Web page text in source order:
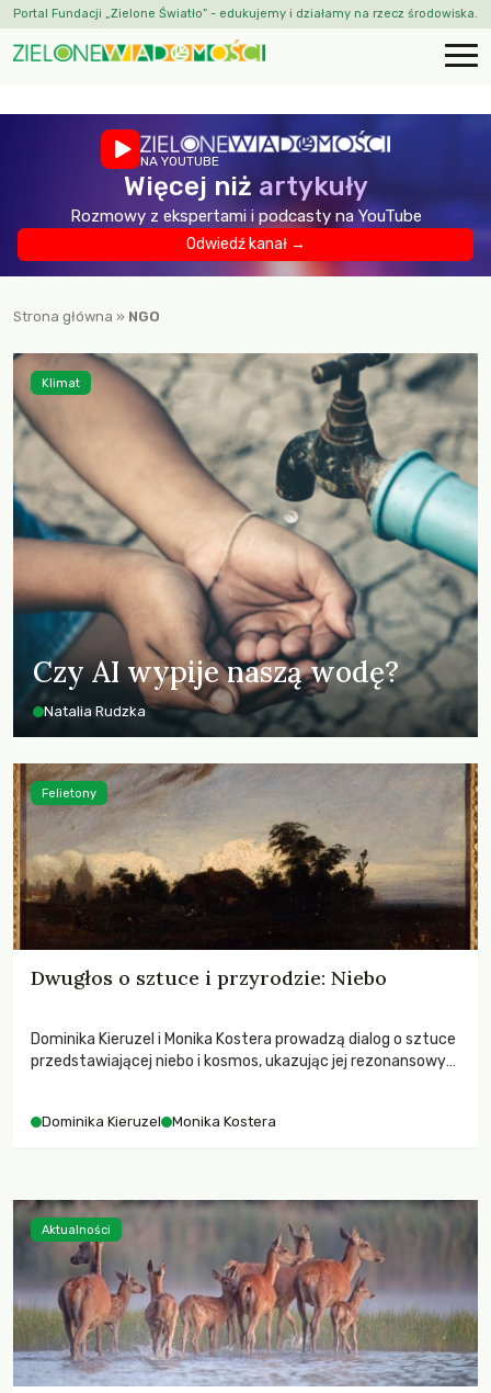
Portal Fundacji „Zielone Światło” - edukujemy i działamy na rzecz środowiska.
NA YOUTUBE
Więcej niż artykuły
Rozmowy z ekspertami i podcasty na YouTube
Odwiedź kanał →
Strona główna » NGO
Czy AI wypije naszą wodę?
Natalia Rudzka
Klimat
Dwugłos o sztuce i przyrodzie: Niebo
Dominika Kieruzel i Monika Kostera prowadzą dialog o sztuce
przedstawiającej niebo i kosmos, ukazując jej rezonansowy
Dominika Kieruzel Monika Kostera
Felietony
Aktualności